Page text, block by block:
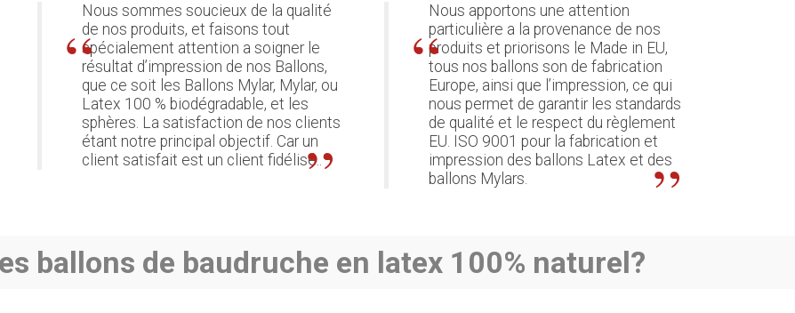
Nous sommes soucieux de la qualité
de nos produits, et faisons tout
spécialement attention a soigner le
résultat d’impression de nos Ballons,
que ce soit les Ballons Mylar, Mylar, ou
Latex 100 % biodégradable, et les
sphères. La satisfaction de nos clients
étant notre principal objectif. Car un
client satisfait est un client fidélisé.
Nous apportons une attention
particulière a la provenance de nos
produits et priorisons le Made in EU,
tous nos ballons son de fabrication
Europe, ainsi que l’impression, ce qui
nous permet de garantir les standards
de qualité et le respect du règlement
EU. ISO 9001 pour la fabrication et
impression des ballons Latex et des
ballons Mylars.
ballons de baudruche en latex 100% naturel?